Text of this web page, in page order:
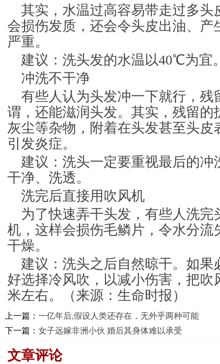
其实，水温过高容易带走过多头
会损伤发质，还会令头皮出油、产
严重。
建议：洗头发的水温以40℃为宜
冲洗不干净
有些人认为头发冲一下就行，残
谓，还能滋润头发。其实，残留的
灰尘等杂物，附着在头发甚至头皮
引发炎症。
建议：洗头一定要重视最后的冲
干净、洗透。
洗完后直接用吹风机
为了快速弄干头发，有些人洗完
机，这样会损伤毛鳞片，令水分流
干燥。
建议：洗头之后自然晾干。如果
好选择冷风吹，以减小伤害，把吹
米左右。（来源：生命时报）
上一篇： 一亿年后,假设人类还存在，无外乎两种可能
下一篇： 女子远嫁非洲小伙 婚后其身体难以承受
文章评论